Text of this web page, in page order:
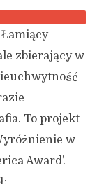
zbierający w
To projekt
w
Award’.